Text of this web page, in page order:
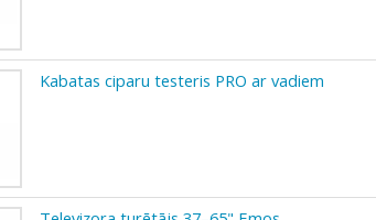
Kabatas ciparu testeris PRO ar vadiem